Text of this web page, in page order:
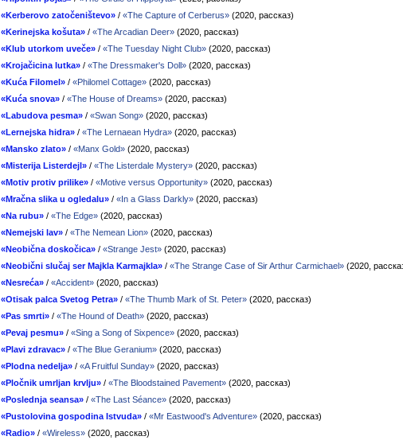
«Kerberovo zatočeništevo» / «The Capture of Cerberus» (2020, рассказ)
«Kerinejska košuta» / «The Arcadian Deer» (2020, рассказ)
«Klub utorkom uveče» / «The Tuesday Night Club» (2020, рассказ)
«Krojačicina lutka» / «The Dressmaker's Doll» (2020, рассказ)
«Kuća Filomel» / «Philomel Cottage» (2020, рассказ)
«Kuća snova» / «The House of Dreams» (2020, рассказ)
«Labudova pesma» / «Swan Song» (2020, рассказ)
«Lernejska hidra» / «The Lernaean Hydra» (2020, рассказ)
«Mansko zlato» / «Manx Gold» (2020, рассказ)
«Misterija Listerdejl» / «The Listerdale Mystery» (2020, рассказ)
«Motiv protiv prilike» / «Motive versus Opportunity» (2020, рассказ)
«Mračna slika u ogledalu» / «In a Glass Darkly» (2020, рассказ)
«Na rubu» / «The Edge» (2020, рассказ)
«Nemejski lav» / «The Nemean Lion» (2020, рассказ)
«Neobična doskočica» / «Strange Jest» (2020, рассказ)
«Neobični slučaj ser Majkla Karmajkla» / «The Strange Case of Sir Arthur Carmichael» (2020,
«Nesreća» / «Accident» (2020, рассказ)
«Otisak palca Svetog Petra» / «The Thumb Mark of St. Peter» (2020, рассказ)
«Pas smrti» / «The Hound of Death» (2020, рассказ)
«Pevaj pesmu» / «Sing a Song of Sixpence» (2020, рассказ)
«Plavi zdravac» / «The Blue Geranium» (2020, рассказ)
«Plodna nedelja» / «A Fruitful Sunday» (2020, рассказ)
«Pločnik umrljan krvlju» / «The Bloodstained Pavement» (2020, рассказ)
«Poslednja seansa» / «The Last Séance» (2020, рассказ)
«Pustolovina gospodina Istvuda» / «Mr Eastwood's Adventure» (2020, рассказ)
«Radio» / «Wireless» (2020, рассказ)